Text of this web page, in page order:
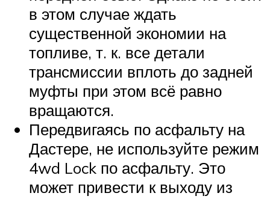
в этом случае ждать
существенной экономии на
топливе, т. к. все детали
трансмиссии вплоть до задней
муфты при этом всё равно
вращаются.
Передвигаясь по асфальту на
Дастере, не используйте режим
4wd Lock по асфальту. Это
может привести к выходу из